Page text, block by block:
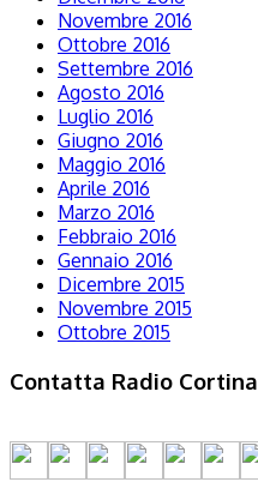
Novembre 2016
Ottobre 2016
Settembre 2016
Agosto 2016
Luglio 2016
Giugno 2016
Maggio 2016
Aprile 2016
Marzo 2016
Febbraio 2016
Gennaio 2016
Dicembre 2015
Novembre 2015
Ottobre 2015
Contatta Radio Cortina